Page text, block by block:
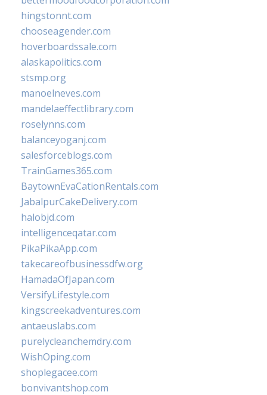
hingstonnt.com
chooseagender.com
hoverboardssale.com
alaskapolitics.com
stsmp.org
manoelneves.com
mandelaeffectlibrary.com
roselynns.com
balanceyoganj.com
salesforceblogs.com
TrainGames365.com
BaytownEvaCationRentals.com
JabalpurCakeDelivery.com
halobjd.com
intelligenceqatar.com
PikaPikaApp.com
takecareofbusinessdfw.org
HamadaOfJapan.com
VersifyLifestyle.com
kingscreekadventures.com
antaeuslabs.com
purelycleanchemdry.com
WishOping.com
shoplegacee.com
bonvivantshop.com